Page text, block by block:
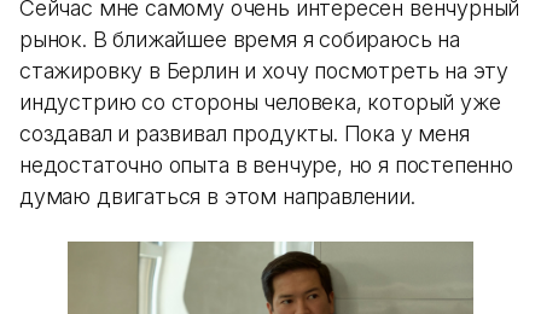
Сейчас мне самому очень интересен венчурный
рынок. В ближайшее время я собираюсь на
стажировку в Берлин и хочу посмотреть на эту
индустрию со стороны человека, который уже
создавал и развивал продукты. Пока у меня
недостаточно опыта в венчуре, но я постепенно
думаю двигаться в этом направлении.